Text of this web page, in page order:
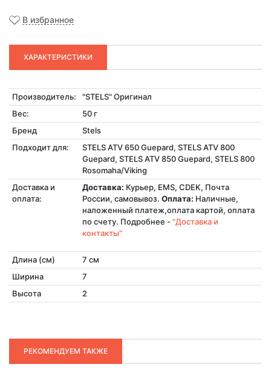
В избранное
ХАРАКТЕРИСТИКИ
Производитель:
"STELS" Оригинал
Вес:
50 г
Бренд
Stels
Подходит для:
STELS ATV 650 Guepard, STELS ATV 800
Guepard, STELS ATV 850 Guepard, STELS 800
Rosomaha/Viking
Доставка и
оплата:
Доставка: Курьер, EMS, CDEK, Почта
России, самовывоз. Оплата: Наличные,
наложенный платеж,оплата картой, оплата
по счету. Подробнее - "Доставка и
контакты"
Длина (см)
7 см
Ширина
7
Высота
2
РЕКОМЕНДУЕМ ТАКЖЕ